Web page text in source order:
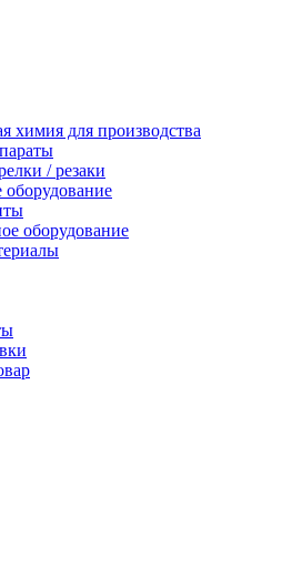
химия для производства
/ резаки
оборудование
оборудование